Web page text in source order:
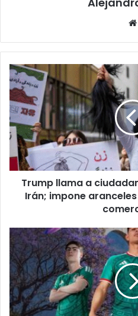
Trump
llama
a
ciudadanía
a
protestar
contra
Irán;
impone
aranceles
a
sus
socios
comerciales
Trump llama a
Irán; impone
México
vs.
Islandia:
'amistoso'
en
Querétaro
rumbo